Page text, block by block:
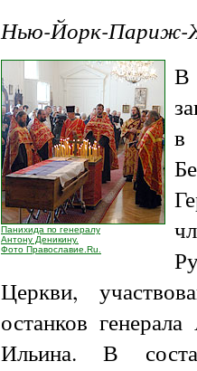
Нью-Йорк-Париж-
Панихида по генералу
Антону Деникину.
Фото Православие.Ru.
В
в
Церкви,
останков
Ильина. В